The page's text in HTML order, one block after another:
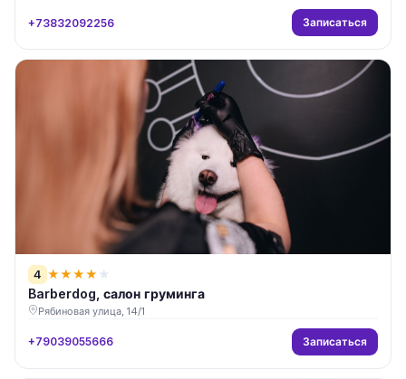
+73832092256 Записаться
4 ★★★★ ★
Barberdog, салон груминга
Рябиновая улица, 14/1
+79039055666 Записаться